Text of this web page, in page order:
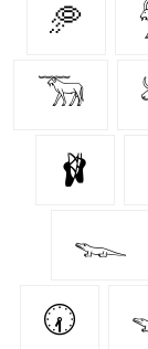
🥏
𓃝
🩰
𓆊
🕢